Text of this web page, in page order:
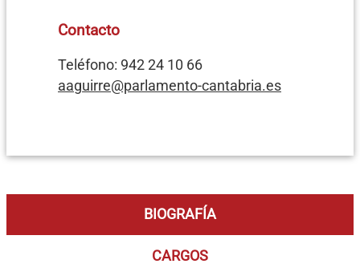
Contacto
Teléfono: 942 24 10 66
aaguirre@parlamento-cantabria.es
BIOGRAFÍA
CARGOS